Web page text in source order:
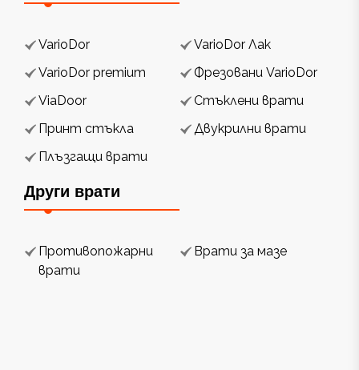
VarioDor
VarioDor Лак
VarioDor premium
Фрезовани VarioDor
ViaDoor
Стъклени врати
Принт стъкла
Двукрилни врати
Плъзгащи врати
Други врати
Противопожарни
врати
Врати за мазе